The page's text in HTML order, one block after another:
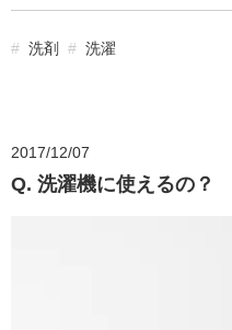
洗剤 洗濯
2017/12/07
Q. 洗濯機に使えるの？